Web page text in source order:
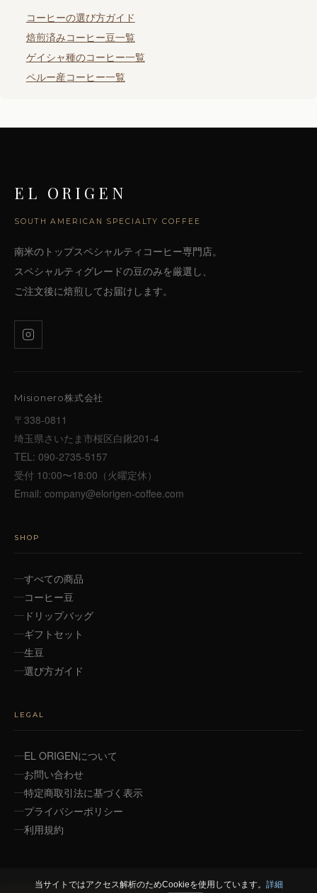
コーヒーの選び方ガイド
焙煎済みコーヒー豆一覧
ゲイシャ種のコーヒー一覧
ペルー産コーヒー一覧
EL ORIGEN
SOUTH AMERICAN SPECIALTY COFFEE
南米のトップスペシャルティコーヒー専門店。
スペシャルティグレードの豆のみを厳選し、
ご注文後に焙煎してお届けします。
Misionero株式会社
〒338-0811
埼玉県さいたま市桜区白鍬201-4
TEL: 090-2735-5157
受付 10:00〜18:00（火曜定休）
Email: company@elorigen-coffee.com
SHOP
すべての商品
コーヒー豆
ドリップバッグ
ギフトセット
生豆
選び方ガイド
LEGAL
EL ORIGENについて
お問い合わせ
特定商取引法に基づく表示
プライバシーポリシー
利用規約
当サイトではアクセス解析のためCookieを使用しています。 詳細